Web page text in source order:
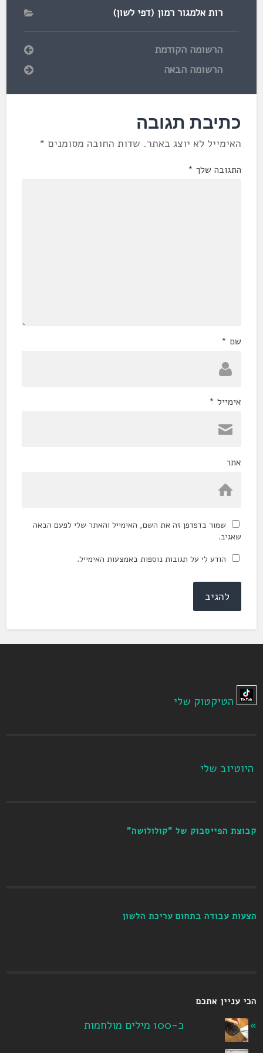
רות אלמגור רמון (דפי לשון)
הרשומה הקודמת
הרשומה הבאה
כתיבת תגובה
האימייל לא יוצג באתר. שדות החובה מסומנים *
התגובה שלך *
שם *
אימייל *
אתר
שמור בדפדפן זה את השם, האימייל והאתר שלי לפעם הבאה
שאגיב.
הודע לי על תגובות נוספות באמצעות האימייל.
הטיקטוק שלי
היוטיוב שלי
קבוצת הפייסבוק של "קולולושה"
הצעות עבודה בתחום עריכת הלשון
הכי עניין אתכם
כ-100 מילים מולחמות